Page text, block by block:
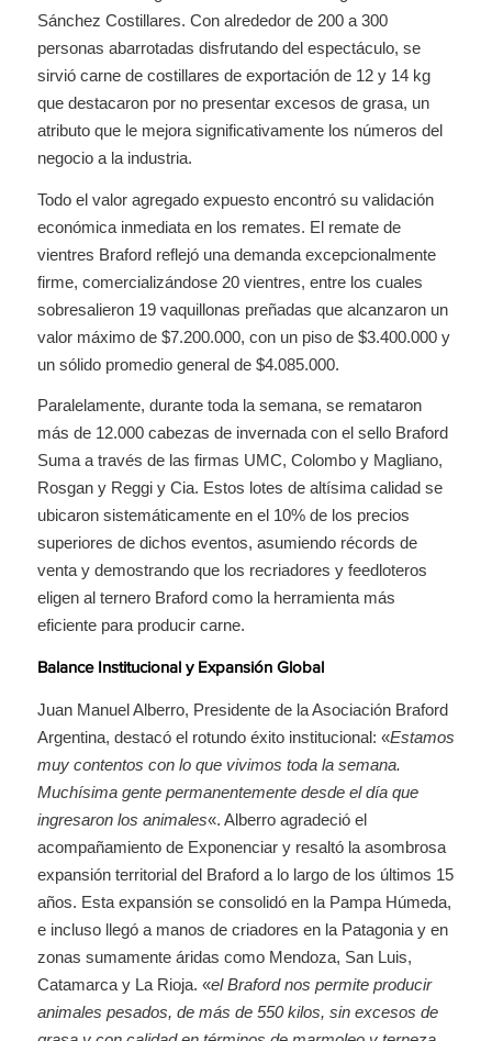
Sánchez Costillares. Con alrededor de 200 a 300
personas abarrotadas disfrutando del espectáculo, se
sirvió carne de costillares de exportación de 12 y 14 kg
que destacaron por no presentar excesos de grasa, un
atributo que le mejora significativamente los números del
negocio a la industria.
Todo el valor agregado expuesto encontró su validación
económica inmediata en los remates. El remate de
vientres Braford reflejó una demanda excepcionalmente
firme, comercializándose 20 vientres, entre los cuales
sobresalieron 19 vaquillonas preñadas que alcanzaron un
valor máximo de $7.200.000, con un piso de $3.400.000 y
un sólido promedio general de $4.085.000.
Paralelamente, durante toda la semana, se remataron
más de 12.000 cabezas de invernada con el sello Braford
Suma a través de las firmas UMC, Colombo y Magliano,
Rosgan y Reggi y Cia. Estos lotes de altísima calidad se
ubicaron sistemáticamente en el 10% de los precios
superiores de dichos eventos, asumiendo récords de
venta y demostrando que los recriadores y feedloteros
eligen al ternero Braford como la herramienta más
eficiente para producir carne.
Balance Institucional y Expansión Global
Juan Manuel Alberro, Presidente de la Asociación Braford
Argentina, destacó el rotundo éxito institucional: «Estamos
muy contentos con lo que vivimos toda la semana.
Muchísima gente permanentemente desde el día que
ingresaron los animales«. Alberro agradeció el
acompañamiento de Exponenciar y resaltó la asombrosa
expansión territorial del Braford a lo largo de los últimos 15
años. Esta expansión se consolidó en la Pampa Húmeda,
e incluso llegó a manos de criadores en la Patagonia y en
zonas sumamente áridas como Mendoza, San Luis,
Catamarca y La Rioja. «el Braford nos permite producir
animales pesados, de más de 550 kilos, sin excesos de